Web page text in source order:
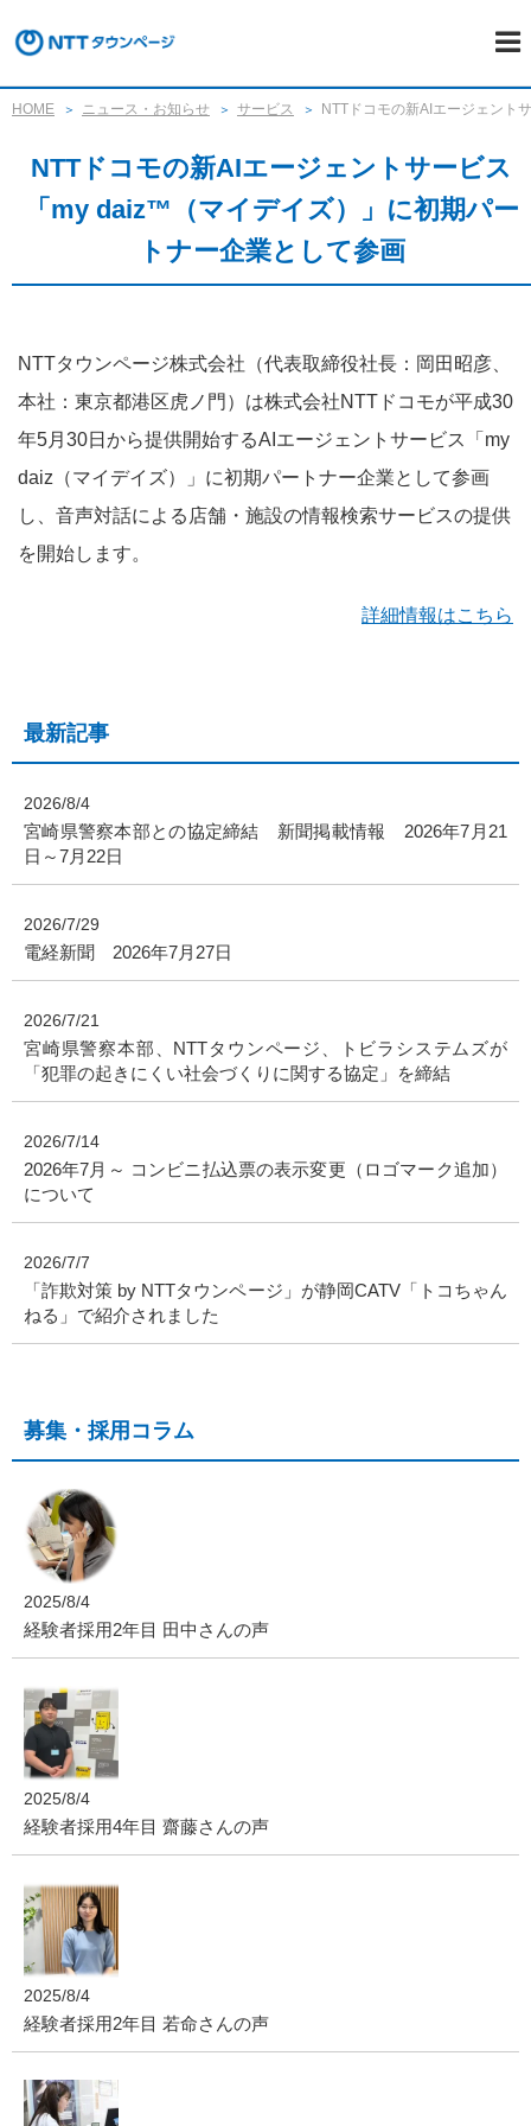
HOME ニュース・お知らせ サービス NTTドコモの新AIエージェント
NTTドコモの新AIエージェントサービス
「my daiz™（マイデイズ）」に初期パー
トナー企業として参画
NTTタウンページ株式会社（代表取締役社長：岡田昭彦、
本社：東京都港区虎ノ門）は株式会社NTTドコモが平成30
年5月30日から提供開始するAIエージェントサービス「my
daiz（マイデイズ）」に初期パートナー企業として参画
し、音声対話による店舗・施設の情報検索サービスの提供
を開始します。
詳細情報はこちら
最新記事
2026/8/4
宮崎県警察本部との協定締結 新聞掲載情報 2026年7月21
日～7月22日
2026/7/29
電経新聞 2026年7月27日
2026/7/21
宮崎県警察本部、NTTタウンページ、トビラシステムズが
「犯罪の起きにくい社会づくりに関する協定」を締結
2026/7/14
2026年7月～ コンビニ払込票の表示変更（ロゴマーク追加）
について
2026/7/7
「詐欺対策 by NTTタウンページ」が静岡CATV「トコちゃん
ねる」で紹介されました
募集・採用コラム
2025/8/4
経験者採用2年目 田中さんの声
2025/8/4
経験者採用4年目 齋藤さんの声
2025/8/4
経験者採用2年目 若命さんの声